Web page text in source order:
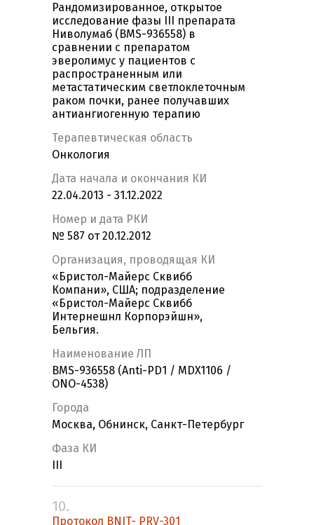
Рандомизированное, открытое
исследование фазы III препарата
Ниволумаб (BMS-936558) в
сравнении с препаратом
эверолимус у пациентов с
распространенным или
метастатическим светлоклеточным
раком почки, ранее получавших
антиангиогенную терапию
Терапевтическая область
Онкология
Дата начала и окончания КИ
22.04.2013 - 31.12.2022
Номер и дата РКИ
№ 587 от 20.12.2012
Организация, проводящая КИ
«Бристол-Майерс Сквибб
Компани», США; подразделение
«Бристол-Майерс Сквибб
Интернешнл Корпорэйшн»,
Бельгия.
Наименование ЛП
BMS-936558 (Anti-PD1 / MDX1106 /
ONO-4538)
Города
Москва, Обнинск, Санкт-Петербург
Фаза КИ
10.
Протокол BNIT- PRV-301